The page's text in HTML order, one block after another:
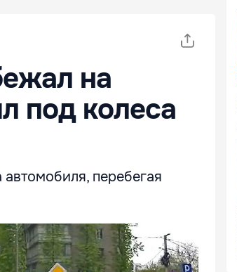
на
под колеса
перебегая